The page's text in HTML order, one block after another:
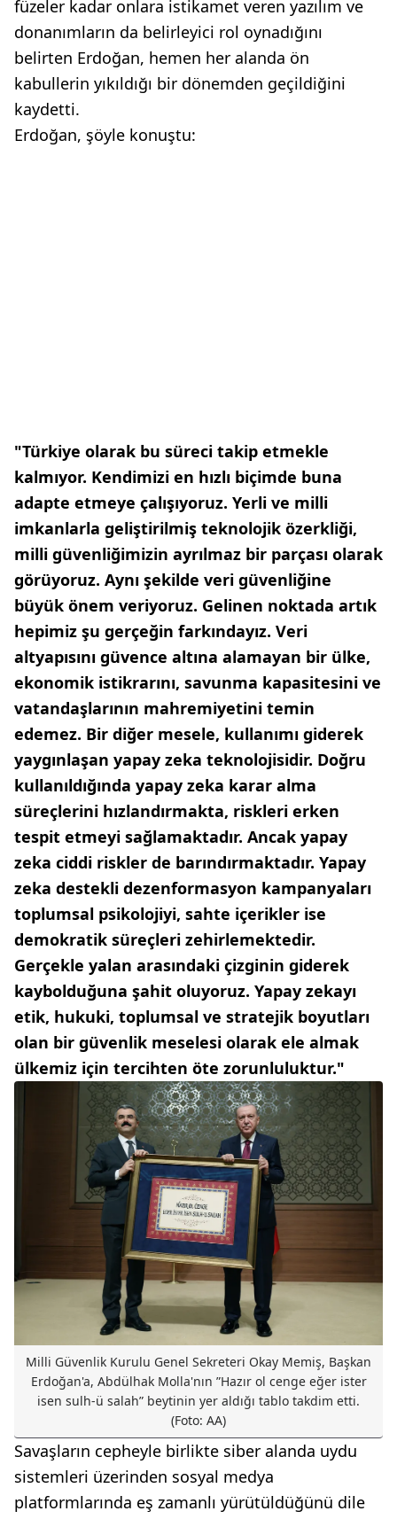
füzeler kadar onlara istikamet veren yazılım ve
donanımların da belirleyici rol oynadığını
belirten Erdoğan, hemen her alanda ön
kabullerin yıkıldığı bir dönemden geçildiğini
kaydetti.
Erdoğan, şöyle konuştu:
"Türkiye olarak bu süreci takip etmekle
kalmıyor. Kendimizi en hızlı biçimde buna
adapte etmeye çalışıyoruz. Yerli ve milli
imkanlarla geliştirilmiş teknolojik özerkliği,
milli güvenliğimizin ayrılmaz bir parçası olarak
görüyoruz. Aynı şekilde veri güvenliğine
büyük önem veriyoruz. Gelinen noktada artık
hepimiz şu gerçeğin farkındayız. Veri
altyapısını güvence altına alamayan bir ülke,
ekonomik istikrarını, savunma kapasitesini ve
vatandaşlarının mahremiyetini temin
edemez. Bir diğer mesele, kullanımı giderek
yaygınlaşan yapay zeka teknolojisidir. Doğru
kullanıldığında yapay zeka karar alma
süreçlerini hızlandırmakta, riskleri erken
tespit etmeyi sağlamaktadır. Ancak yapay
zeka ciddi riskler de barındırmaktadır. Yapay
zeka destekli dezenformasyon kampanyaları
toplumsal psikolojiyi, sahte içerikler ise
demokratik süreçleri zehirlemektedir.
Gerçekle yalan arasındaki çizginin giderek
kaybolduğuna şahit oluyoruz. Yapay zekayı
etik, hukuki, toplumsal ve stratejik boyutları
olan bir güvenlik meselesi olarak ele almak
ülkemiz için tercihten öte zorunluluktur."
Milli Güvenlik Kurulu Genel Sekreteri Okay Memiş, Başkan
Erdoğan'a, Abdülhak Molla'nın ʺHazır ol cenge eğer ister
isen sulh-ü salahʺ beytinin yer aldığı tablo takdim etti.
(Foto: AA)
Savaşların cepheyle birlikte siber alanda uydu
sistemleri üzerinden sosyal medya
platformlarında eş zamanlı yürütüldüğünü dile